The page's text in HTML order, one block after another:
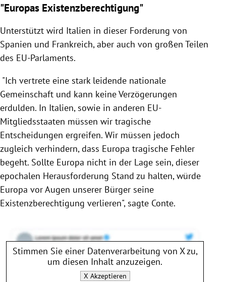
"Europas Existenzberechtigung"
Unterstützt wird Italien in dieser Forderung von
Spanien und Frankreich, aber auch von großen Teilen
des EU-Parlaments.
"Ich vertrete eine stark leidende nationale
Gemeinschaft und kann keine Verzögerungen
erdulden. In Italien, sowie in anderen EU-
Mitgliedsstaaten müssen wir tragische
Entscheidungen ergreifen. Wir müssen jedoch
zugleich verhindern, dass Europa tragische Fehler
begeht. Sollte Europa nicht in der Lage sein, dieser
epochalen Herausforderung Stand zu halten, würde
Europa vor Augen unserer Bürger seine
Existenzberechtigung verlieren", sagte Conte.
Stimmen Sie einer Datenverarbeitung von Xzu,
um diesen Inhalt anzuzeigen.
X Akzeptieren